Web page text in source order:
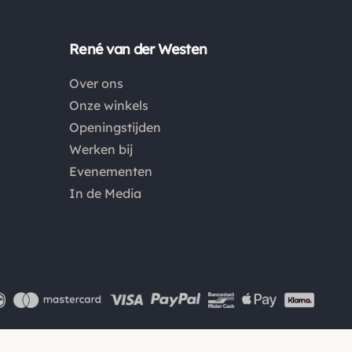
eigen rekening. Kies bij het retourneren altijd voor
"alleen huisadres", pakketten die bij een pakketpunt
worden geleverd halen wij niet af.
René van der Westen
Over ons
Onze winkels
Openingstijden
Werken bij
Evenementen
In de Media